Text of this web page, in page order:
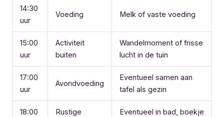
14:30
uur
Voeding Melk of vaste voeding
15:00
uur
Activiteit
buiten
Wandelmoment of frisse
lucht in de tuin
17:00
uur
Avondvoeding
Eventueel samen aan
tafel als gezin
18:00
Rustige
Eventueel in bad, boekje